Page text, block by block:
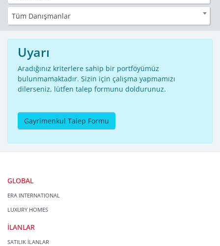
Tüm Danışmanlar
Uyarı
Aradığınız kriterlere sahip bir portföyümüz
bulunmamaktadır. Sizin için çalışma yapmamızı
dilerseniz, lütfen talep formunu doldurunuz.
Gayrimenkul Talep Formu
GLOBAL
ERA INTERNATIONAL
LUXURY HOMES
İLANLAR
SATILIK İLANLAR